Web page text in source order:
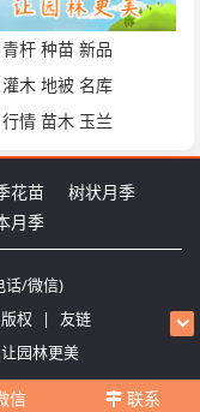
青杆 种苗 新品
灌木 地被 名库
行情 苗木 玉兰
花苗
树状月季
月季
话/微信)
版权 |
友链
园林更美
信 联系